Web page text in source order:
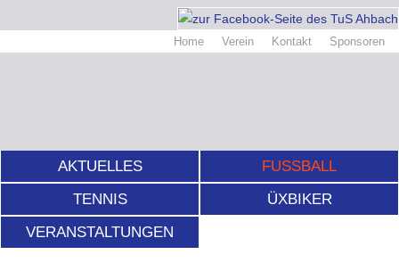
Home Verein Kontakt Sponsoren
AKTUELLES
FUSSBALL
TENNIS
ÜXBIKER
VERANSTALTUNGEN